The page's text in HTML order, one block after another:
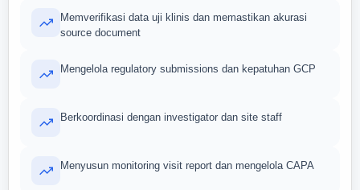
Memverifikasi data uji klinis dan memastikan akurasi
source document
Mengelola regulatory submissions dan kepatuhan GCP
Berkoordinasi dengan investigator dan site staff
Menyusun monitoring visit report dan mengelola CAPA